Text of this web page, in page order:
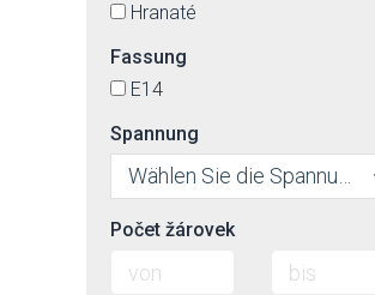
Hranaté
Fassung
E14
Spannung
Počet žárovek